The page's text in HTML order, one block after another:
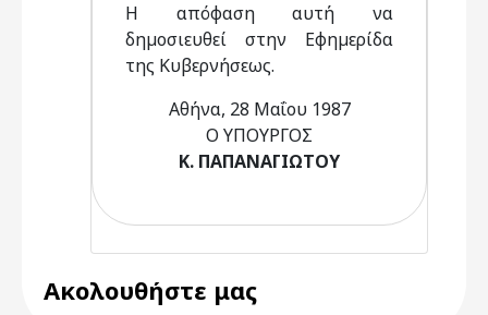
Η απόφαση αυτή να
δηµοσιευθεί στην Εφηµερίδα
της Κυβερνήσεως.
Αθήνα, 28 Μαΐου 1987
Ο ΥΠΟΥΡΓΟΣ
Κ. ΠΑΠΑΝΑΓΙΩΤΟΥ
Ακολουθήστε μας